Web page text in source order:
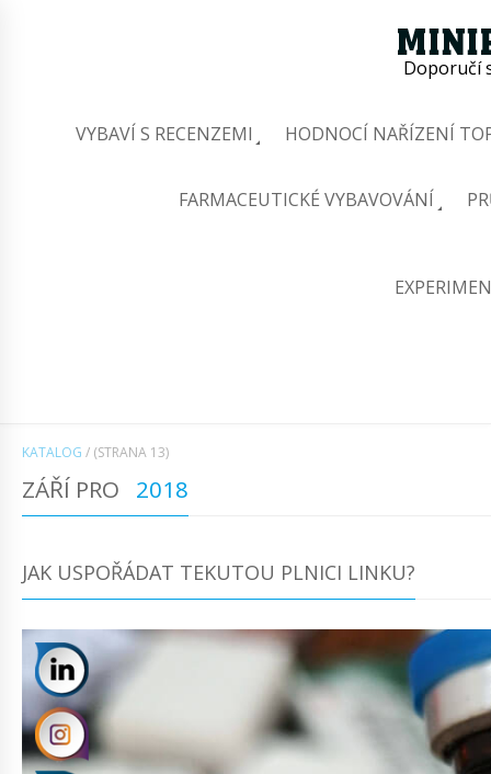
Doporučí
VYBAVÍ S RECENZEMI HODNOCÍ NAŘÍZENÍ
FARMACEUTICKÉ VYBAVOVÁNÍ
KATALOG / (STRANA 13)
ZÁŘÍ PRO 2018
JAK USPOŘÁDAT TEKUTOU PLNICI LINKU?